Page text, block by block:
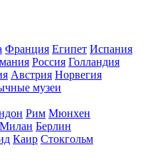
Франция Египет Испания
Россия Голландия
Австрия Норвегия
музеи
Рим Мюнхен
Милан Берлин
Каир Стокгольм